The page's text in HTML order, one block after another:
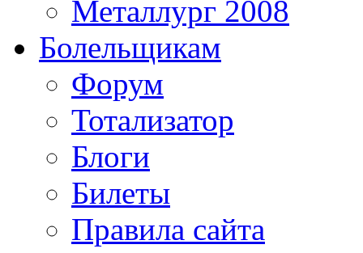
Металлург 2008
Болельщикам
Форум
Тотализатор
Блоги
Билеты
Правила сайта